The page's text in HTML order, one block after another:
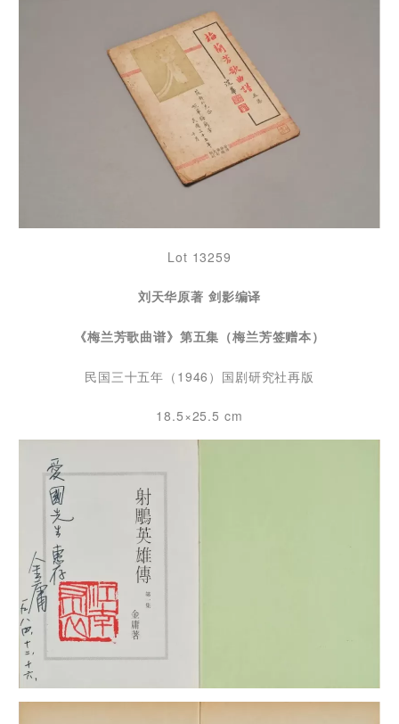
Lot 13259
刘天华原著 剑影编译
《梅兰芳歌曲谱》第五集（梅兰芳签赠本）
民国三十五年（1946）国剧研究社再版
18.5×25.5 cm